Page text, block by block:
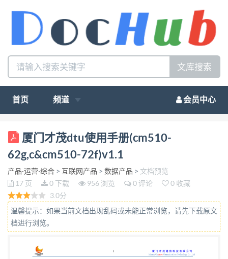
文库搜索
首页 频道 会员中心
1 厦门才茂通信科技有限公司 Xiamen Caimore
Communication Technology Co.,Ltd 厦门才茂DTU使
用手册 该手册支持DTU型号： CM510-62G/C
CM510-72F 手册内容： 开箱使用指
南…………………………………2 快速配置入
门…………………………………7 烧写程序教
程………………………………15 技术支持热线： 0592-
5908952 0592-5908953 地 址 : 厦 门 市 软 件 园 二 期
望 海 路 23 号 之 一 3 层 网
厦门才茂dtu使用手册(cm510-
62g,c&cm510-72f)v1.1
产品·运营·综合 > 互联网产品 > 数据产品 > 文档预览
17 页
0 下载 956 浏览 0 评论
0 收藏
3.0分
温馨提示：如果当前文档出现乱码或未能正常浏览，请先下载原文
档进行浏览。